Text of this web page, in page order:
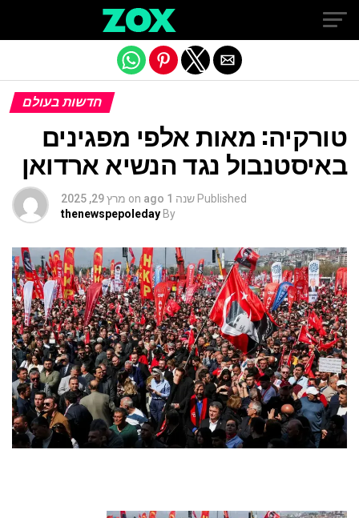
חדשות בעולם
טורקיה: מאות אלפי מפגינים
באיסטנבול נגד הנשיא ארדואן
Published שנה 1 ago on מרץ 29, 2025
By
thenewspepoleday
Exit mobile version